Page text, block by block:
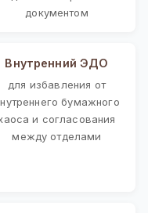
документом
Внутренний ЭДО
для избавления от
бумажного
и согласования
между отделами